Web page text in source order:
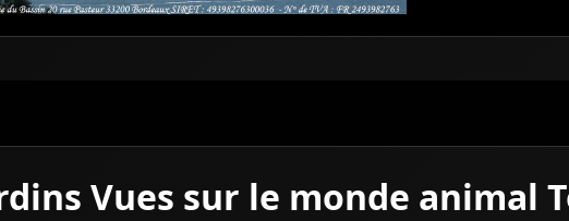
Vues sur le monde animal